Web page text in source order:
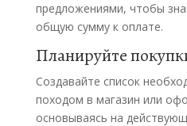
предложениями, чтобы
общую сумму к оплате.
Планируйте
Создавайте список
походом в магазин или
основываясь на